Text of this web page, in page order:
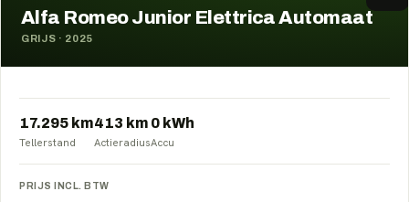
Alfa Romeo Junior Elettrica Automaat
GRIJS · 2025
17.295 km
Tellerstand
413 km
Actieradius
0 kWh
Accu
PRIJS INCL. BTW